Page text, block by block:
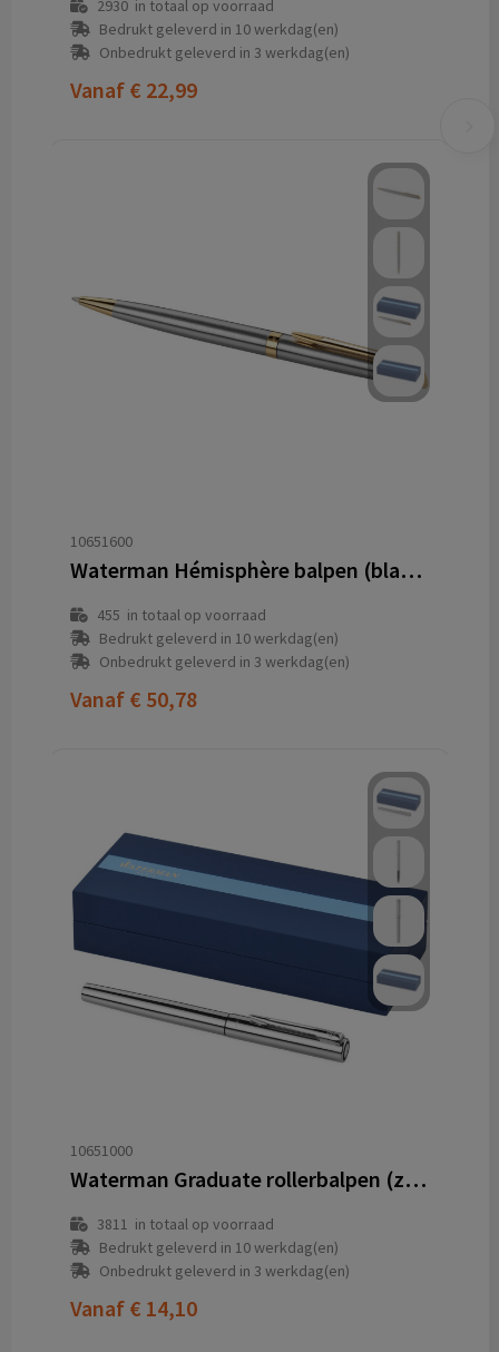
2930in totaal op voorraad
Bedrukt geleverd in 10 werkdag(en)
Onbedrukt geleverd in 3 werkdag(en)
Vanaf € 22,99
10651600
Waterman Hémisphère balpen (blauwe inkt)
455 in totaal op voorraad
Bedrukt geleverd in 10 werkdag(en)
Onbedrukt geleverd in 3 werkdag(en)
Vanaf € 50,78
10651000
Waterman Graduate rollerbalpen (zwarte inkt)
3811 in totaal op voorraad
Bedrukt geleverd in 10 werkdag(en)
Onbedrukt geleverd in 3 werkdag(en)
Vanaf € 14,10